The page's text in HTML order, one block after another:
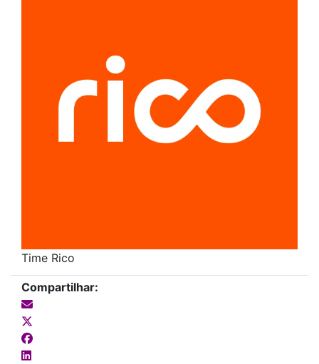
Time Rico
Compartilhar: